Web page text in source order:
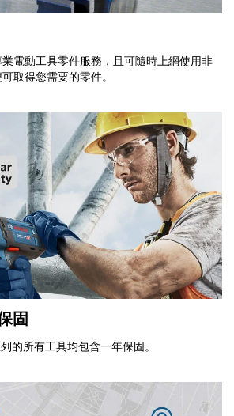
電動工具零件服務，且可隨時上網使用非
取得您需要的零件。
固
的所有工具均包含一年保固。